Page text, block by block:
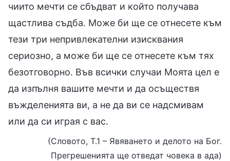
чиито мечти се сбъдват и който получава
щастлива съдба. Може би ще се отнесете към
тези три непривлекателни изисквания
сериозно, а може би ще се отнесете към тях
безотговорно. Във всички случаи Моята цел е
да изпълня вашите мечти и да осъществя
въжделенията ви, а не да ви се надсмивам
или да си играя с вас.
(Словото, Т.1 – Явяването и делото на Бог.
Прегрешенията ще отведат човека в ада)